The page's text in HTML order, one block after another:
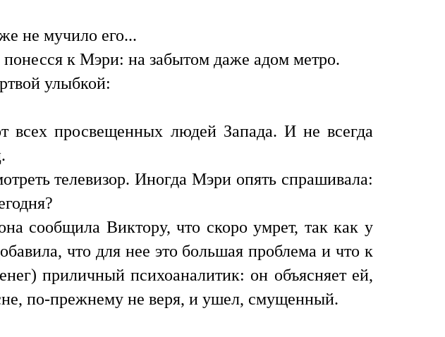
не мучило его...
к Мэри: на забытом даже адом метро.
улыбкой:
всех просвещенных людей Запада. И не всегда
телевизор. Иногда Мэри опять спрашивала:
сообщила Виктору, что скоро умрет, так как у
что для нее это большая проблема и что к
приличный психоаналитик: он объясняет ей,
по-прежнему не веря, и ушел, смущенный.